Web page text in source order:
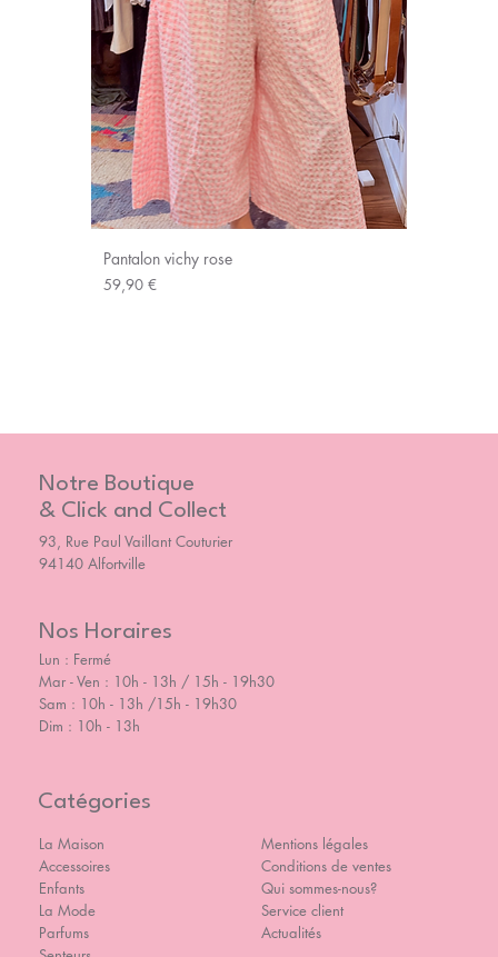
Pantalon vichy rose
Prix
59,90 €
Notre Boutique
& Click and Collect
93, Rue Paul Vaillant Couturier
94140 Alfortville
Nos Horaires
Lun : Fermé
Mar - Ven : 10h - 13h / 15h - 19h30
Sam : 10h - 13h /15h - 19h30
Dim : 10h - 13h
Catégories
La Maison
Accessoires
Enfants
La Mode
Parfums
Mentions légales
Conditions de ventes
Qui sommes-nous?
Service client
Actualités